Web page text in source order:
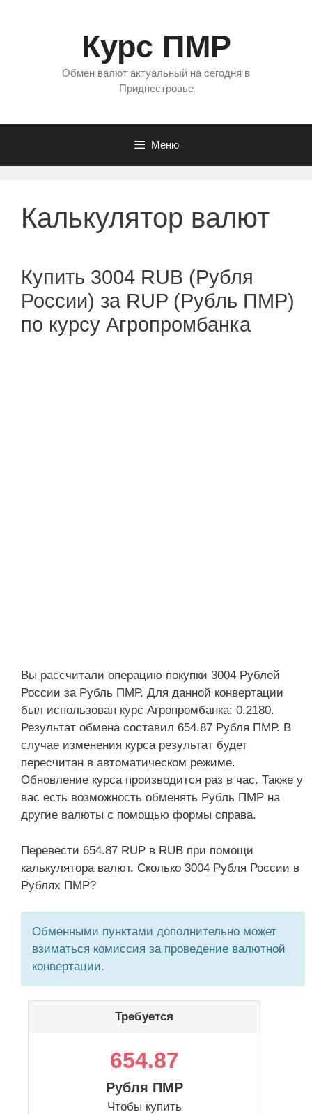
Курс ПМР
Обмен валют актуальный на сегодня в
Приднестровье
Меню
Калькулятор валют
Купить 3004 RUB (Рубля
России) за RUP (Рубль ПМР)
по курсу Агропромбанка
Вы рассчитали операцию покупки 3004 Рублей
России за Рубль ПМР. Для данной конвертации
был использован курс Агропромбанка: 0.2180.
Результат обмена составил 654.87 Рубля ПМР. В
случае изменения курса результат будет
пересчитан в автоматическом режиме.
Обновление курса производится раз в час. Также у
вас есть возможность обменять Рубль ПМР на
другие валюты с помощью формы справа.
Перевести 654.87 RUP в RUB при помощи
калькулятора валют. Сколько 3004 Рубля России в
Рублях ПМР?
Обменными пунктами дополнительно может
взиматься комиссия за проведение валютной
конвертации.
Требуется
654.87
Рубля ПМР
Чтобы купить